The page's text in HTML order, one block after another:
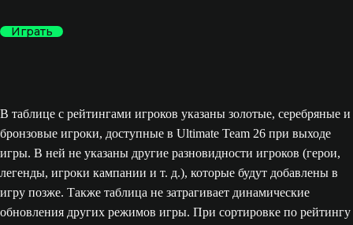
Играть
В таблице с рейтингами игроков указаны золотые, серебряные и
бронзовые игроки, доступные в Ultimate Team 26 при выходе
игры. В ней не указаны другие разновидности игроков (герои,
легенды, игроки кампании и т. д.), которые будут добавлены в
игру позже. Также таблица не затрагивает динамические
обновления других режимов игры. При сортировке по рейтингу